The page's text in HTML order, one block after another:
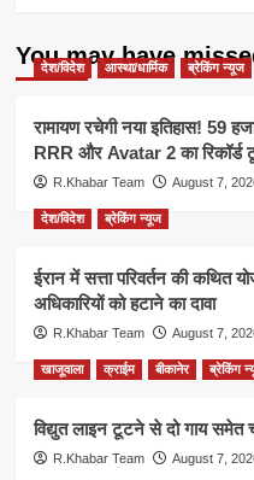
You may have
देश/विदेश आस्था/धार्मिक ब्रेकिंग न्यूज
रामायण रचेगी नया इतिहास! 59
RRR और Avatar 2 का रिकॉर्ड
R.Khabar Team August 7,
देश/विदेश ब्रेकिंग न्यूज
ईरान में सत्ता परिवर्तन की कथित
अधिकारियों को हटाने का दावा
R.Khabar Team August 7,
खाजूवाला क्राईम बीकानेर ब्रेकिंग
विद्युत लाइन टूटने से दो गाय समेत
R.Khabar Team August 7,